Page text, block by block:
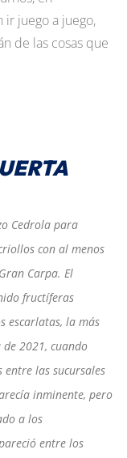
ir juego a juego,
de las cosas que
Cedrola para
con al menos
Carpa. El
fructíferas
escarlatas, la más
2021, cuando
las sucursales
inminente, pero
a los
entre los